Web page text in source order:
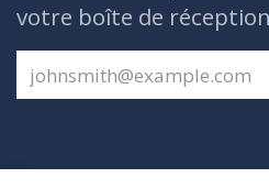
votre boîte de